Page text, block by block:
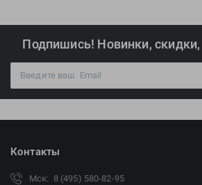
Подпишись! Новинки,
Контакты
Мск: 8 (495) 580-82-95